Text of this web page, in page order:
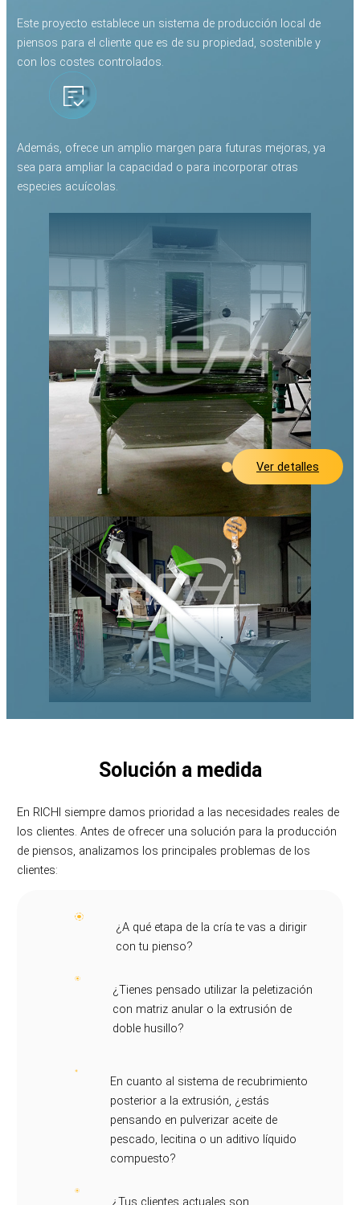
Este proyecto establece un sistema de producción local de
piensos para el cliente que es de su propiedad, sostenible y
con los costes controlados.
Además, ofrece un amplio margen para futuras mejoras, ya
sea para ampliar la capacidad o para incorporar otras
especies acuícolas.
Ver detalles
Solución a medida
En RICHI siempre damos prioridad a las necesidades reales de
los clientes. Antes de ofrecer una solución para la producción
de piensos, analizamos los principales problemas de los
clientes:
¿A qué etapa de la cría te vas a dirigir
con tu pienso?
¿Tienes pensado utilizar la peletización
con matriz anular o la extrusión de
doble husillo?
En cuanto al sistema de recubrimiento
posterior a la extrusión, ¿estás
pensando en pulverizar aceite de
pescado, lecitina o un aditivo líquido
compuesto?
¿Tus clientes actuales son